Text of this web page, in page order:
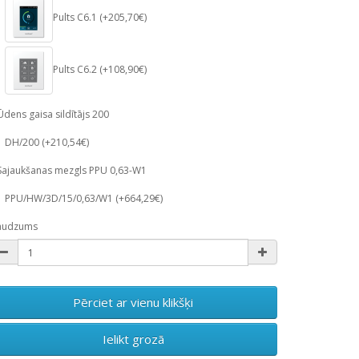
Pults C6.1 (+205,70€)
Pults C6.2 (+108,90€)
gaisa sildītājs 200
DH/200 (+210,54€)
mezgls PPU 0,63-W1
PPU/HW/3D/15/0,63/W1 (+664,29€)
Pērciet ar vienu klikšķi
Ielikt grozā